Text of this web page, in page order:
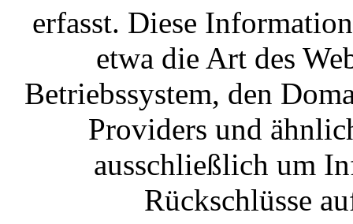
erfasst. Diese
etwa die Art des
Betriebssystem, den
Providers und
ausschließlich um
Rückschlüsse